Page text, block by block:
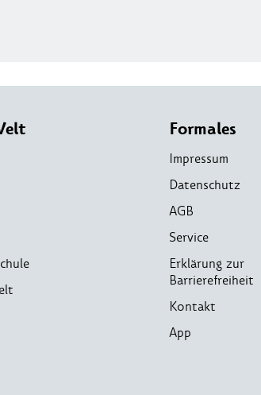
Formales
Impressum
Datenschutz
AGB
Service
Erklärung zur
Barrierefreiheit
Kontakt
App